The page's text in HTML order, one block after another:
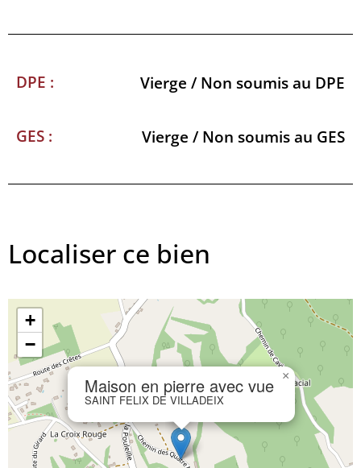
DPE : Vierge / Non soumis au DPE
GES : Vierge / Non soumis au GES
Localiser ce bien
Maison en pierre avec vue
SAINT FELIX DE VILLADEIX
×
+
−